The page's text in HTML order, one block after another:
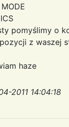
pomyślimy o
z waszej
haze
2011 14:04:18